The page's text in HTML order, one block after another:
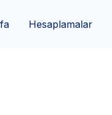
Hesaplamalar